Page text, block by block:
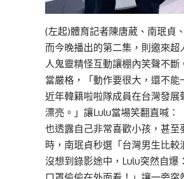
(左起)體育記者陳唐葳、南珉貞
而今晚播出的第二集，則邀來超
人鬼靈精怪互動讓棚內笑聲不
當嚴格，「動作要很大，還不能
近年韓籍啦啦隊成員在台灣發
漂亮。」讓Lulu當場笑翻直喊：
也透露自己非常喜歡小孩，甚至
時，南珉貞秒選「台灣男生比
沒想到錄影途中，Lulu突然自爆